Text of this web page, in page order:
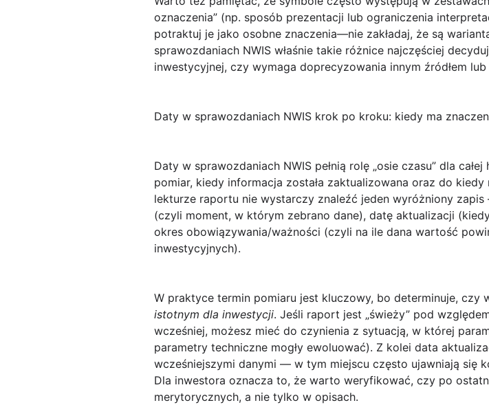
oznaczenia” (np. sposób prezentacji lub ograniczenia
potraktuj je jako osobne znaczenia—nie zakładaj, że są
sprawozdaniach NWIS właśnie takie różnice najczęściej
inwestycyjnej, czy wymaga doprecyzowania innym źródłem
Daty w sprawozdaniach NWIS krok po kroku: kiedy ma
Daty w sprawozdaniach NWIS pełnią rolę „osie czasu” dla
pomiar, kiedy informacja została zaktualizowana oraz do
lekturze raportu nie wystarczy znaleźć jeden wyróżniony
(czyli moment, w którym zebrano dane), datę aktualizacji
okres obowiązywania/ważności (czyli na ile dana wartość
inwestycyjnych).
W praktyce termin pomiaru jest kluczowy, bo determinuje, czy
istotnym dla inwestycji. Jeśli raport jest „świeży” pod
wcześniej, możesz mieć do czynienia z sytuacją, w której
parametry techniczne mogły ewoluować). Z kolei data
wcześniejszymi danymi — w tym miejscu często ujawniają się
Dla inwestora oznacza to, że warto weryfikować, czy po
merytorycznych, a nie tylko w opisach.